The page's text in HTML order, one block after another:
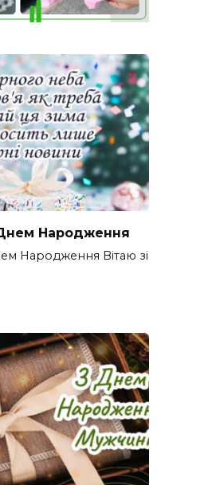
Народження
Народження Вітаю зі